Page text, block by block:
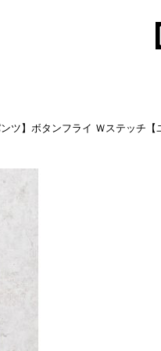
】ボタンフライ Ｗステッチ【